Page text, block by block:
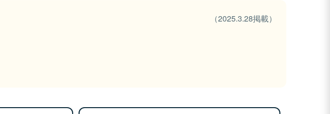
（2025.3.28掲載）